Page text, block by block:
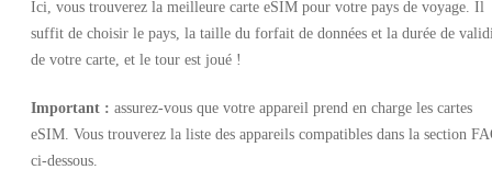
OFFRES D'AUTRES 0 VENDEURS
Ici, vous trouverez la meilleure carte eSIM pour votre pays de voyage. Il
suffit de choisir le pays, la taille du forfait de données et la durée de
de votre carte, et le tour est joué !
Important : assurez-vous que votre appareil prend en charge les cartes
eSIM. Vous trouverez la liste des appareils compatibles dans la section
ci-dessous.